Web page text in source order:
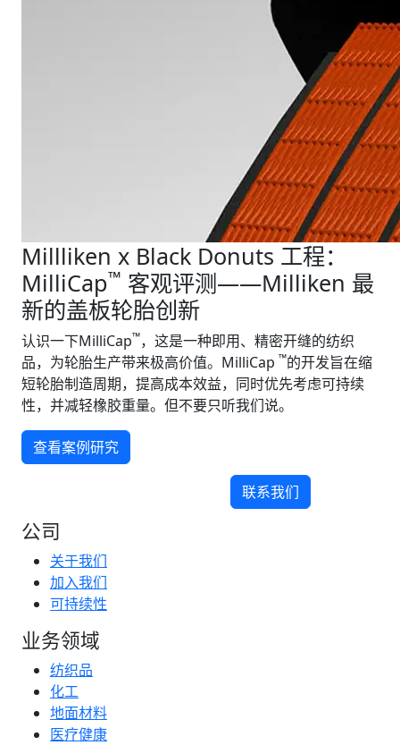
Millliken x Black Donuts 工程：
MilliCap™ 客观评测——Milliken 最
新的盖板轮胎创新
认识一下MilliCap™，这是一种即用、精密开缝的纺织
品，为轮胎生产带来极高价值。MilliCap ™的开发旨在缩
短轮胎制造周期，提高成本效益，同时优先考虑可持续
性，并减轻橡胶重量。但不要只听我们说。
查看案例研究
联系我们
公司
关于我们
加入我们
可持续性
业务领域
纺织品
化工
地面材料
医疗健康